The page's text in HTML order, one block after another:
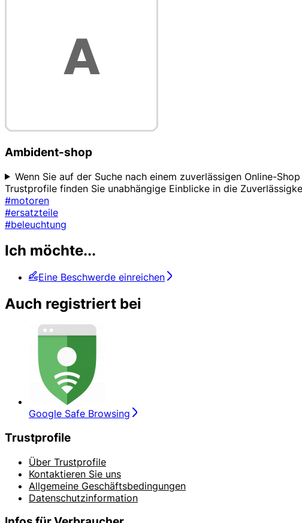
Ambident-shop
Wenn Sie auf der Suche nach einem zuverlässigen Online-
Trustprofile finden Sie unabhängige Einblicke in die
#motoren
#ersatzteile
#beleuchtung
Ich möchte...
Eine Beschwerde einreichen
Auch registriert bei
Google Safe Browsing
Trustprofile
Über Trustprofile
Kontaktieren Sie uns
Allgemeine Geschäftsbedingungen
Datenschutzinformation